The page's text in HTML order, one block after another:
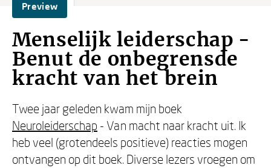
Preview
Menselijk leiderschap -
Benut de onbegrensde
kracht van het brein
Twee jaar geleden kwam mijn boek
Neuroleiderschap - Van macht naar kracht uit. Ik
heb veel (grotendeels positieve) reacties mogen
ontvangen op dit boek. Diverse lezers vroegen om